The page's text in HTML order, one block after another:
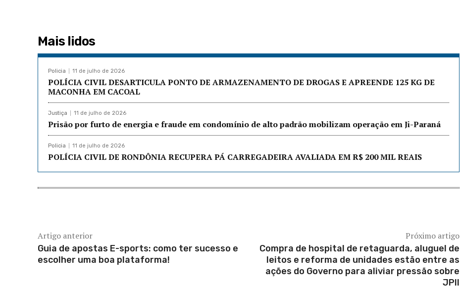
Mais lidos
Policia 11 de julho de 2026
POLÍCIA CIVIL DESARTICULA PONTO DE ARMAZENAMENTO DE DROGAS E APREENDE 125 KG DE
MACONHA EM CACOAL
Justiça 11 de julho de 2026
Prisão por furto de energia e fraude em condomínio de alto padrão mobilizam operação em Ji-Paraná
Policia 11 de julho de 2026
POLÍCIA CIVIL DE RONDÔNIA RECUPERA PÁ CARREGADEIRA AVALIADA EM R$ 200 MIL REAIS
Artigo anterior
Guia de apostas E-sports: como ter sucesso e
escolher uma boa plataforma!
Próximo artigo
Compra de hospital de retaguarda, aluguel de
leitos e reforma de unidades estão entre as
ações do Governo para aliviar pressão sobre
JPII